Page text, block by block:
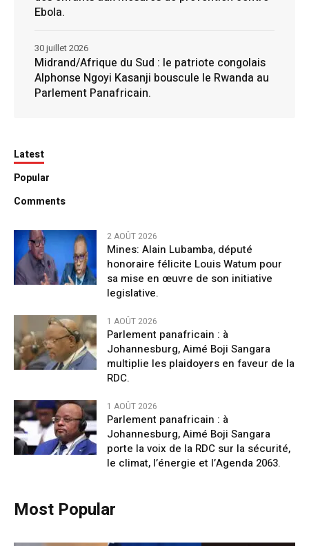
Ebola.
Midrand/Afrique du Sud : le patriote congolais
Alphonse Ngoyi Kasanji bouscule le Rwanda au
Parlement Panafricain.
30 juillet 2026
Latest
Popular
Comments
2 AOÛT 2026
Mines: Alain Lubamba, député
honoraire félicite Louis Watum pour
sa mise en œuvre de son initiative
legislative.
1 AOÛT 2026
Parlement panafricain : à
Johannesburg, Aimé Boji Sangara
multiplie les plaidoyers en faveur de la
RDC.
1 AOÛT 2026
Parlement panafricain : à
Johannesburg, Aimé Boji Sangara
porte la voix de la RDC sur la sécurité,
le climat, l’énergie et l’Agenda 2063.
Most Popular